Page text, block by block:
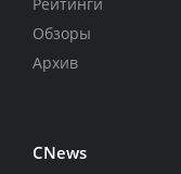
Обзоры
Архив
CNews